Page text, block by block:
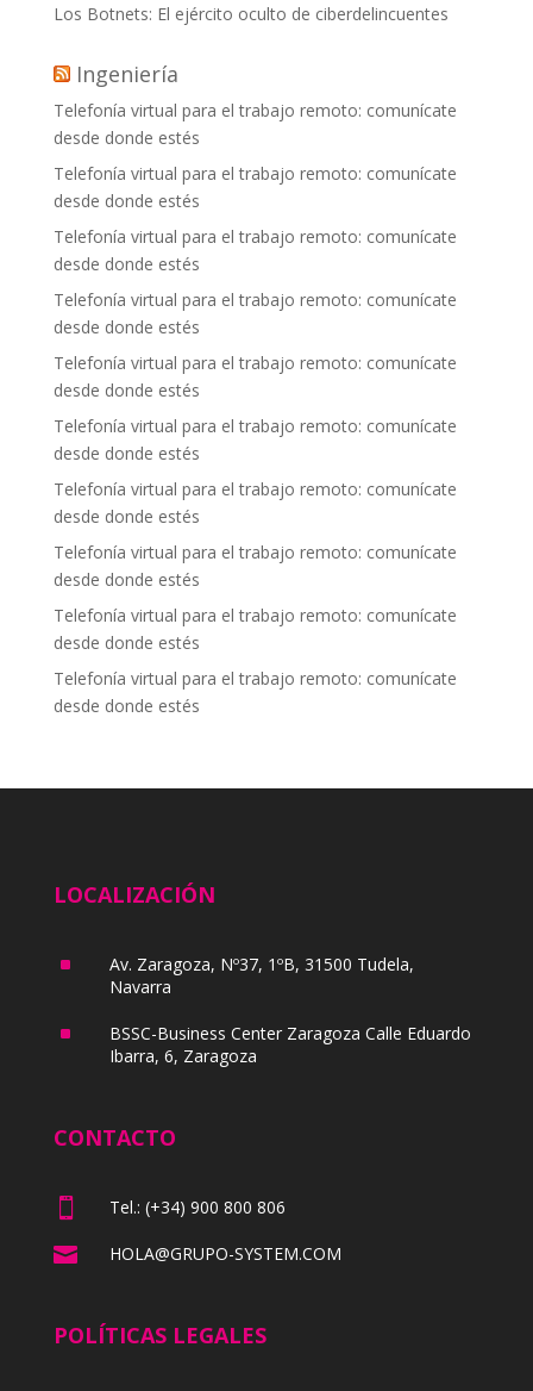
Los Botnets: El ejército oculto de ciberdelincuentes
Ingeniería
Telefonía virtual para el trabajo remoto: comunícate
desde donde estés
Telefonía virtual para el trabajo remoto: comunícate
desde donde estés
Telefonía virtual para el trabajo remoto: comunícate
desde donde estés
Telefonía virtual para el trabajo remoto: comunícate
desde donde estés
Telefonía virtual para el trabajo remoto: comunícate
desde donde estés
Telefonía virtual para el trabajo remoto: comunícate
desde donde estés
Telefonía virtual para el trabajo remoto: comunícate
desde donde estés
Telefonía virtual para el trabajo remoto: comunícate
desde donde estés
Telefonía virtual para el trabajo remoto: comunícate
desde donde estés
Telefonía virtual para el trabajo remoto: comunícate
desde donde estés
LOCALIZACIÓN
^
Av. Zaragoza, Nº37, 1ºB, 31500 Tudela,
Navarra
^
BSSC-Business Center Zaragoza Calle Eduardo
Ibarra, 6, Zaragoza
CONTACTO
 Tel.: (+34) 900 800 806
 HOLA@GRUPO-SYSTEM.COM
POLÍTICAS LEGALES